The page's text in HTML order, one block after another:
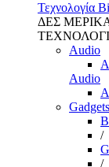
Τεχνολογία
ΔΕΣ
Audio
Audio
Gadgets
/
/